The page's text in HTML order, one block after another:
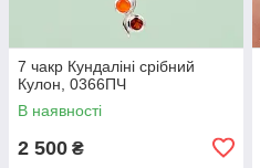
7 чакр Кундаліні срібний
Кулон, 0366ПЧ
В наявності
2 500 ₴